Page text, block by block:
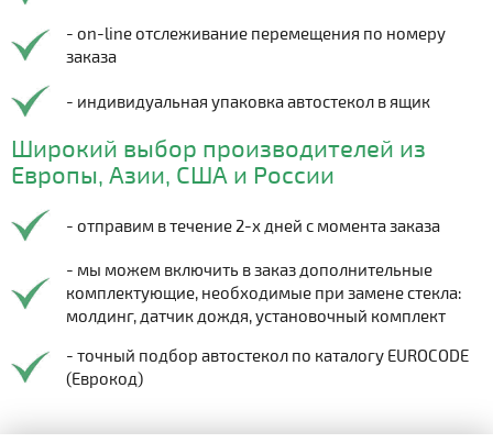
- on-line отслеживание перемещения по номеру
заказа
- индивидуальная упаковка автостекол в ящик
Широкий выбор производителей из
Европы, Азии, США и России
- отправим в течение 2-х дней с момента заказа
- мы можем включить в заказ дополнительные
комплектующие, необходимые при замене стекла:
молдинг, датчик дождя, установочный комплект
- точный подбор автостекол по каталогу EUROCODE
(Еврокод)